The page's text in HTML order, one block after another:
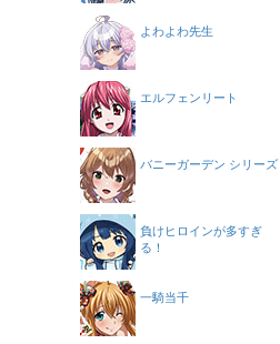
よわよわ先生
エルフェンリート
バニーガーデン シリーズ
負けヒロインが多すぎ
る！
一騎当千